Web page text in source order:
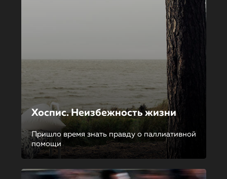
Хоспис. Неизбежность жизни
Пришло время знать правду о паллиативной
помощи